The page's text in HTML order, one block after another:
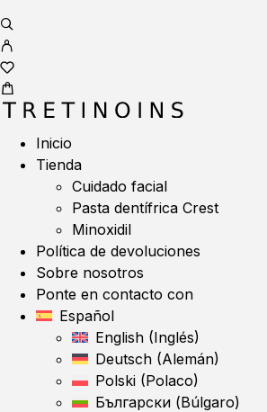
Inicio
Tienda
Cuidado facial
Pasta dentífrica Crest
Minoxidil
Política de devoluciones
Sobre nosotros
Ponte en contacto con
Español
English (Inglés)
Deutsch (Alemán)
Polski (Polaco)
Български (Búlgaro)